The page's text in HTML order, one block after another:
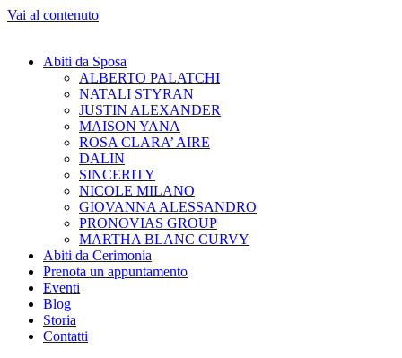
Vai al contenuto
Abiti da Sposa
ALBERTO PALATCHI
NATALI STYRAN
JUSTIN ALEXANDER
MAISON YANA
ROSA CLARA’ AIRE
DALIN
SINCERITY
NICOLE MILANO
GIOVANNA ALESSANDRO
PRONOVIAS GROUP
MARTHA BLANC CURVY
Abiti da Cerimonia
Prenota un appuntamento
Eventi
Blog
Storia
Contatti